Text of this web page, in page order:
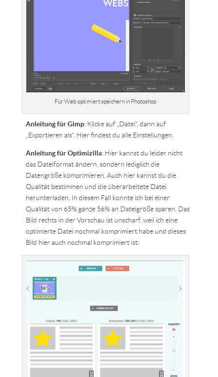
Für Web optimiert speichern in Photoshop
Anleitung für Gimp: Klicke auf „Datei“, dann auf
„Exportieren als“. Hier findest du alle Einstellungen.
Anleitung für Optimizilla: Hier kannst du leider nicht
das Dateiformat ändern, sondern lediglich die
Datengröße komprimieren. Auch hier kannst du die
Qualität bestimmen und die überarbeitete Datei
herunterladen. In diesem Fall konnte ich bei einer
Qualität von 65% ganze 56% an Dateigröße sparen. Das
Bild rechts in der Vorschau ist unscharf, weil ich eine
optimierte Datei nochmal komprimiert habe und dieses
Bild hier auch nochmal komprimiert ist: